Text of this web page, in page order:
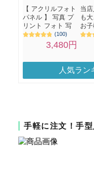
人気ラン
手軽に注文！手